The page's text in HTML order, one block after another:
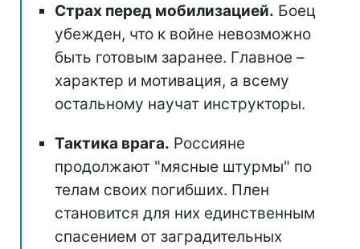
Страх перед мобилизацией. Боец
убежден, что к войне невозможно
быть готовым заранее. Главное –
характер и мотивация, а всему
остальному научат инструкторы.
Тактика врага. Россияне
продолжают "мясные штурмы" по
телам своих погибших. Плен
становится для них единственным
спасением от заградительных